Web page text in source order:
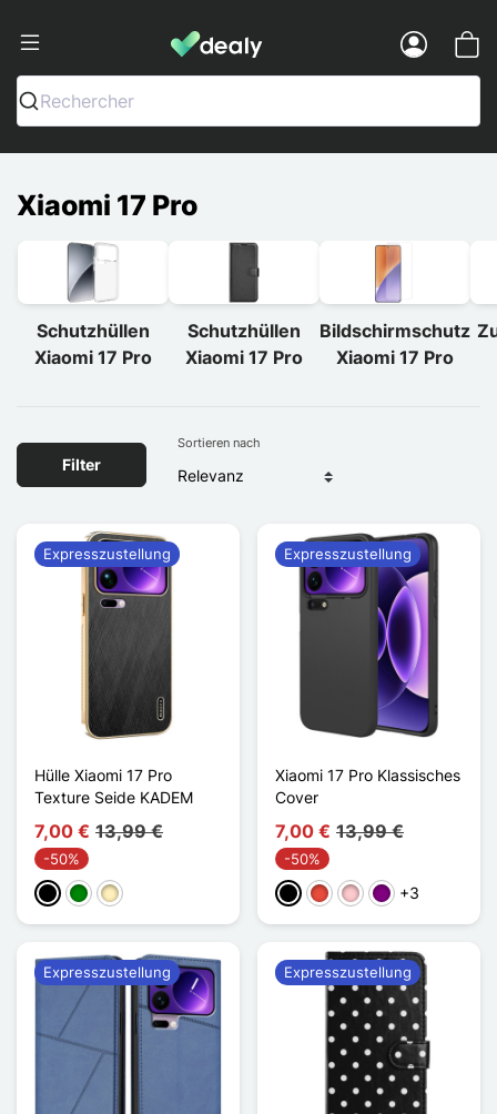
Dealy - Hüllen und Zubehör für
Rechercher
Xiaomi 17 Pro
Schutzhüllen
Xiaomi 17 Pro
Schutzhüllen
Xiaomi 17 Pro
Bildschirmschutz
Xiaomi 17 Pro
Filter
Sortieren nach
Hülle Xiaomi 17 Pro
Texture Seide KADEM
7,00 € 13,99 €
-50%
Schwarz
GrünGolden
Expresszustellung
Xiaomi 17 Pro Klassisches
Cover
7,00 € 13,99 €
-50%
Schwarz
Rot PinkViolett
+3
Expresszustellung
Expresszustellung Expresszustellung